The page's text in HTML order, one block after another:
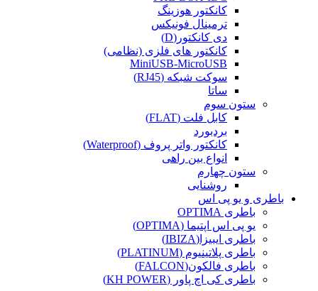
کانکتور هوزینگ
ترمینال فونیکس
دی کانکتور(D)
کانکتور های فلزی (نظامی)
MiniUSB-MicroUSB
سوکت شبکه (RJ45)
ساتا
ستون سوم
کابل فلت (FLAT)
بردبورد
کانکتور واتر پروف (Waterproof)
انواع بین راهی
ستون چهارم
روشنایی
باطری و یو پی اس
باطری OPTIMA
یو پی اس اپتیما (OPTIMA)
باطری ایبیزا(IBIZA)
باطری پلاتینیوم (PLATINUM)
باطری فالکون(FALCON)
باطری کی اچ پاور (KH POWER)